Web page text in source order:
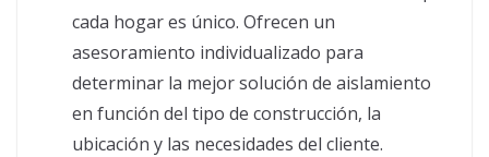
cada hogar es único. Ofrecen un
asesoramiento individualizado para
determinar la mejor solución de aislamiento
en función del tipo de construcción, la
ubicación y las necesidades del cliente.